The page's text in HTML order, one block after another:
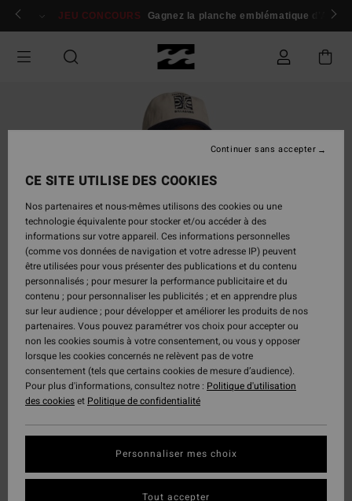
Passer
Se connecter / s'inscrire
JEU CONCOURS Gagnez la planche emblématique d'Andy
CE SITE UTILISE DES COOKIES
Nos partenaires et nous-mêmes utilisons des cookies ou une
technologie équivalente pour stocker et/ou accéder à des
informations sur votre appareil. Ces informations personnelles
(comme vos données de navigation et votre adresse IP) peuvent
être utilisées pour vous présenter des publications et du contenu
personnalisés ; pour mesurer la performance publicitaire et du
contenu ; pour personnaliser les publicités ; et en apprendre plus
sur leur audience ; pour développer et améliorer les produits de nos
partenaires. Vous pouvez paramétrer vos choix pour accepter ou
non les cookies soumis à votre consentement, ou vous y opposer
lorsque les cookies concernés ne relèvent pas de votre
consentement (tels que certains cookies de mesure d’audience).
Pour plus d'informations, consultez notre : Politique d'utilisation
des cookieset Politique de confidentialité
Personnaliser mes choix
Continuer sans accepter
Tout accepter